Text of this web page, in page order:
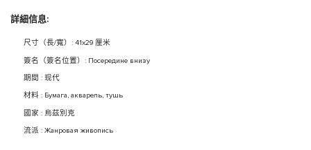
詳細信息:
尺寸（長/寬）: 41x29 厘米
簽名（簽名位置）: Посередине внизу
期間 : 现代
材料 : Бумага, акварель, тушь
國家 : 烏茲別克
流派 : Жанровая живопись